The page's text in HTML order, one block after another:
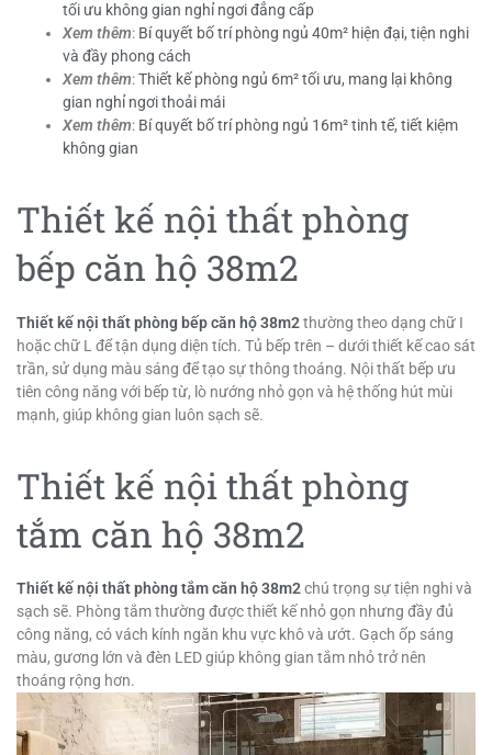
tối ưu không gian nghỉ ngơi đẳng cấp
Xem thêm: Bí quyết bố trí phòng ngủ 40m² hiện đại, tiện nghi
và đầy phong cách
Xem thêm:Thiết kế phòng ngủ 6m² tối ưu, mang lại không
gian nghỉ ngơi thoải mái
Xem thêm: Bí quyết bố trí phòng ngủ 16m² tinh tế, tiết kiệm
không gian
Thiết kế nội thất phòng
bếp căn hộ 38m2
Thiết kế nội thất phòng bếp căn hộ 38m2thường theo dạng chữ I
hoặc chữ L để tận dụng diện tích. Tủ bếp trên – dưới thiết kế cao sát
trần, sử dụng màu sáng để tạo sự thông thoáng. Nội thất bếp ưu
tiên công năng với bếp từ, lò nướng nhỏ gọn và hệ thống hút mùi
mạnh, giúp không gian luôn sạch sẽ.
Thiết kế nội thất phòng
tắm căn hộ 38m2
Thiết kế nội thất phòng tắm căn hộ 38m2chú trọng sự tiện nghi và
sạch sẽ. Phòng tắm thường được thiết kế nhỏ gọn nhưng đầy đủ
công năng, có vách kính ngăn khu vực khô và ướt. Gạch ốp sáng
màu, gương lớn và đèn LED giúp không gian tắm nhỏ trở nên
thoáng rộng hơn.